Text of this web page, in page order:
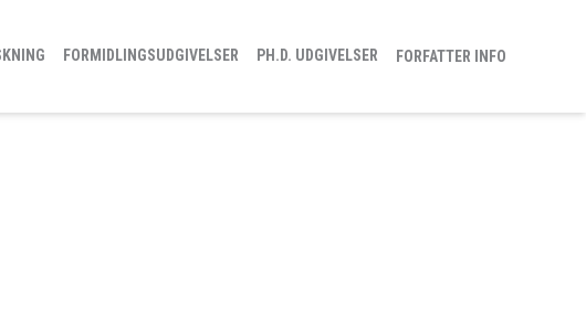
FORMIDLINGSUDGIVELSER PH.D. UDGIVELSER FORFATTER INFO